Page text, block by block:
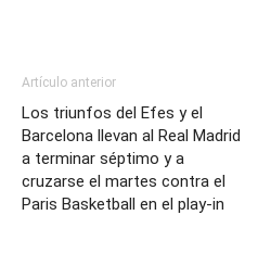
Artículo anterior
Los triunfos del Efes y el
Barcelona llevan al Real Madrid
a terminar séptimo y a
cruzarse el martes contra el
Paris Basketball en el play-in